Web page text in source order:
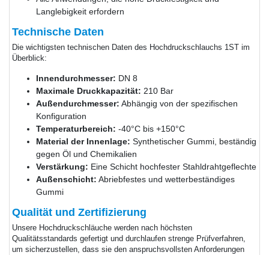
Langlebigkeit erfordern
Technische Daten
Die wichtigsten technischen Daten des Hochdruckschlauchs 1ST im
Überblick:
Innendurchmesser: DN 8
Maximale Druckkapazität: 210 Bar
Außendurchmesser: Abhängig von der spezifischen
Konfiguration
Temperaturbereich: -40°C bis +150°C
Material der Innenlage: Synthetischer Gummi, beständig
gegen Öl und Chemikalien
Verstärkung: Eine Schicht hochfester Stahldrahtgeflechte
Außenschicht: Abriebfestes und wetterbeständiges
Gummi
Qualität und Zertifizierung
Unsere Hochdruckschläuche werden nach höchsten
Qualitätsstandards gefertigt und durchlaufen strenge Prüfverfahren,
um sicherzustellen, dass sie den anspruchsvollsten Anforderungen